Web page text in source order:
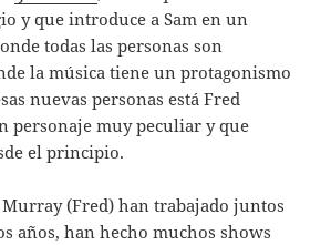
y que introduce a Sam en un
todas las personas son
la música tiene un protagonismo
nuevas personas está Fred
personaje muy peculiar y que
el principio.
Murray (Fred) han trabajado juntos
años, han hecho muchos shows